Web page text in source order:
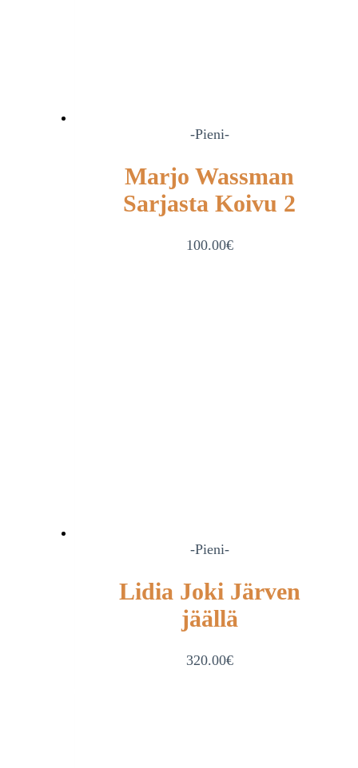
-Pieni-
Marjo Wassman
Sarjasta Koivu 2
100.00€
-Pieni-
Lidia Joki Järven
jäällä
320.00€